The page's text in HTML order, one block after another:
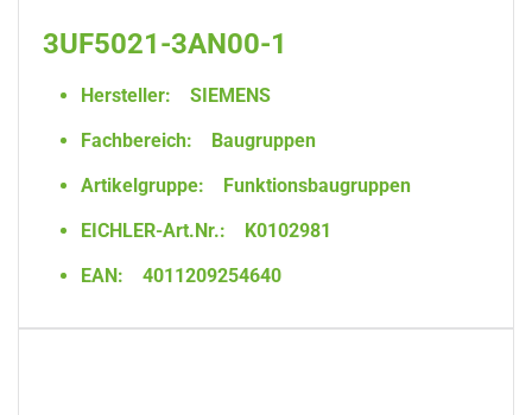
3UF5021-3AN00-1
Hersteller:
SIEMENS
Fachbereich:
Baugruppen
Artikelgruppe:
Funktionsbaugruppen
EICHLER-Art.Nr.:
K0102981
EAN:
4011209254640